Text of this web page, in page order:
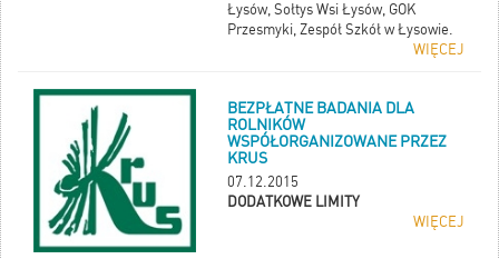
Łysów, Sołtys Wsi Łysów, GOK
Przesmyki, Zespół Szkół w Łysowie.
WIĘCEJ
BEZPŁATNE BADANIA DLA
ROLNIKÓW
WSPÓŁORGANIZOWANE PRZEZ
KRUS
07.12.2015
DODATKOWE LIMITY
WIĘCEJ